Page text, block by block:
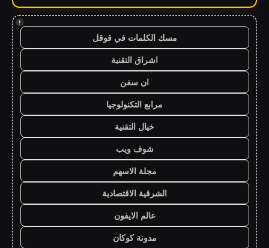
!
مسك الكلمات في قوقل
اشراق التقنية
ان سفن
مرابع التكنولوجيا
خيال التقنية
شوف ويب
مجلة الاسهم
الشرقية الاقتصادية
عالم الايفون
مدونة كوكان